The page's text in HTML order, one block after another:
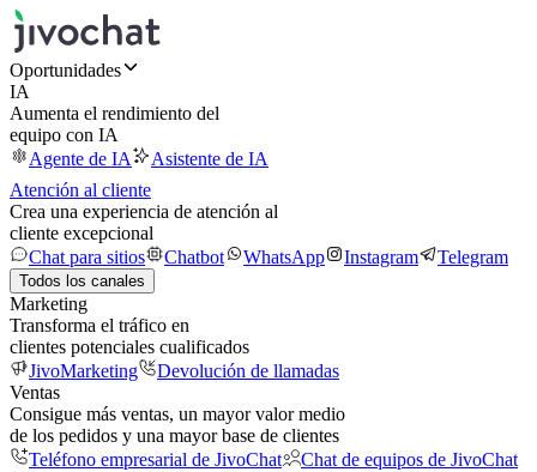
Oportunidades
IA
Aumenta el rendimiento del
equipo con IA
Agente de IA
Asistente de IA
Atención al cliente
Crea una experiencia de atención al
cliente excepcional
Chat para sitios
Chatbot WhatsApp Instagram Telegram
Todos los canales
Marketing
Transforma el tráfico en
clientes potenciales cualificados
JivoMarketing
Devolución de llamadas
Ventas
Consigue más ventas, un mayor valor medio
de los pedidos y una mayor base de clientes
Teléfono empresarial de JivoChat
Chat de equipos de JivoChat